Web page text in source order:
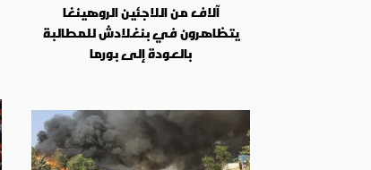
آلاف من اللاجئين الروهينغا
يتظاهرون في بنغلادش للمطالبة
بالعودة إلى بورما